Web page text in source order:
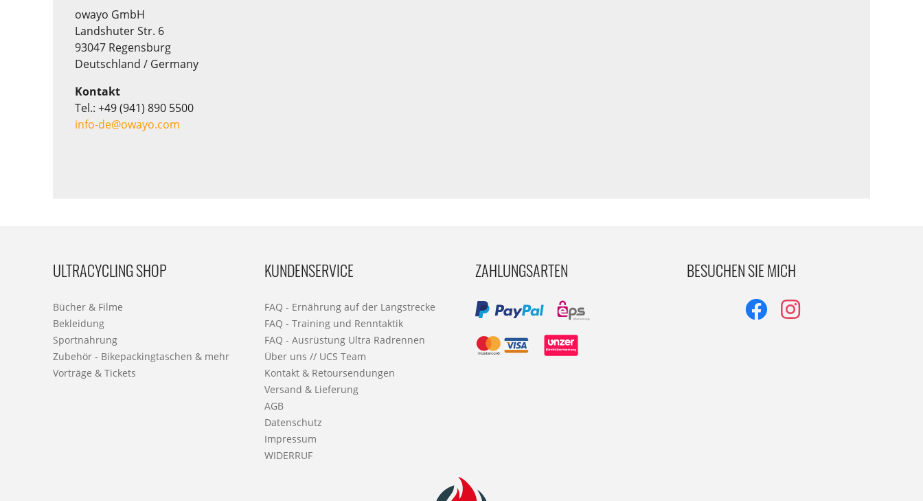
owayo GmbH
Landshuter Str. 6
93047 Regensburg
Deutschland / Germany
Kontakt
Tel.: +49 (941) 890 5500
info-de@owayo.com
ULTRACYCLING SHOP
Bücher & Filme
Bekleidung
Sportnahrung
Zubehör - Bikepackingtaschen & mehr
Vorträge & Tickets
KUNDENSERVICE
FAQ - Ernährung auf der Langstrecke
FAQ - Training und Renntaktik
FAQ - Ausrüstung Ultra Radrennen
Über uns // UCS Team
Kontakt & Retoursendungen
Versand & Lieferung
AGB
Datenschutz
Impressum
WIDERRUF
ZAHLUNGSARTEN BESUCHEN SIE MICH